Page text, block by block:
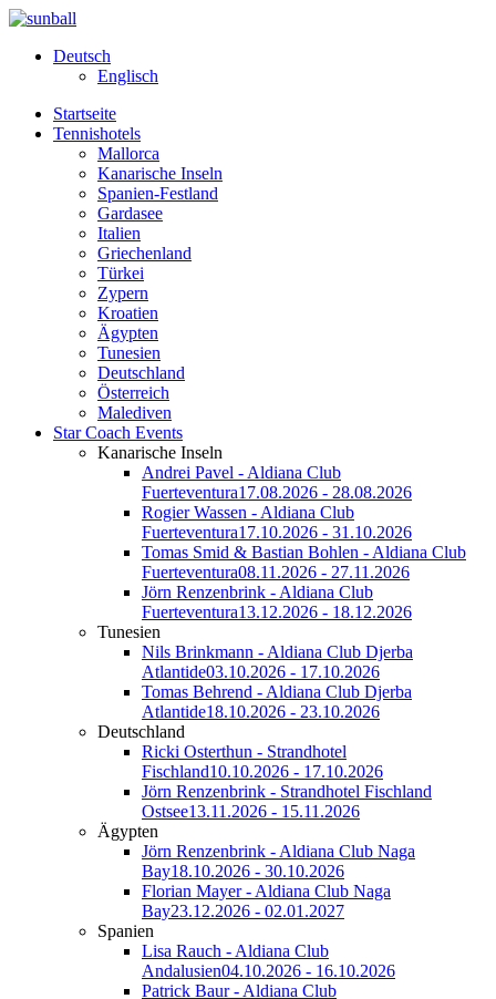
Deutsch
Englisch
Startseite
Tennishotels
Mallorca
Kanarische Inseln
Spanien-Festland
Gardasee
Italien
Griechenland
Türkei
Zypern
Kroatien
Ägypten
Tunesien
Deutschland
Österreich
Malediven
Star Coach Events
Kanarische Inseln
Andrei Pavel - Aldiana Club
Fuerteventura17.08.2026 - 28.08.2026
Rogier Wassen - Aldiana Club
Fuerteventura17.10.2026 - 31.10.2026
Tomas Smid & Bastian Bohlen - Aldiana Club
Fuerteventura08.11.2026 - 27.11.2026
Jörn Renzenbrink - Aldiana Club
Fuerteventura13.12.2026 - 18.12.2026
Tunesien
Nils Brinkmann - Aldiana Club Djerba
Atlantide03.10.2026 - 17.10.2026
Tomas Behrend - Aldiana Club Djerba
Atlantide18.10.2026 - 23.10.2026
Deutschland
Ricki Osterthun - Strandhotel
Fischland10.10.2026 - 17.10.2026
Jörn Renzenbrink - Strandhotel Fischland
Ostsee13.11.2026 - 15.11.2026
Ägypten
Jörn Renzenbrink - Aldiana Club Naga
Bay18.10.2026 - 30.10.2026
Florian Mayer - Aldiana Club Naga
Bay23.12.2026 - 02.01.2027
Spanien
Lisa Rauch - Aldiana Club
Andalusien04.10.2026 - 16.10.2026
Patrick Baur - Aldiana Club